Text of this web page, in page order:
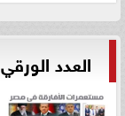
العدد الورقي